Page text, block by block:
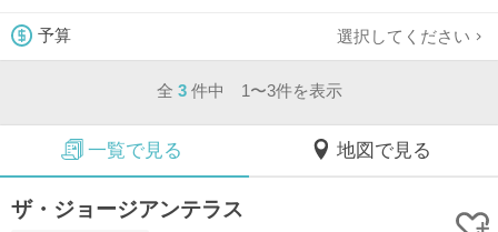
予算 選択してください
全 3 件中 1〜3件を表示
一覧で見る 地図で見る
ザ・ジョージアンテラス